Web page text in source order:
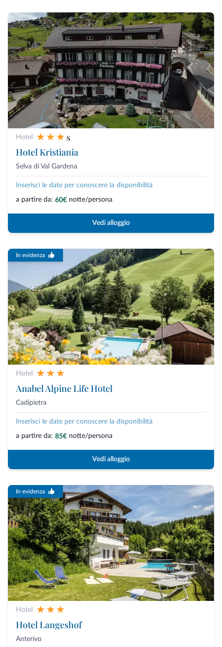
Hotel
s
Hotel Kristiania
Selva di Val Gardena
Inserisci le date per conoscere la disponibilità
a partire da: 60€ notte/persona
Vedi alloggio
In evidenza
Hotel
Anabel Alpine Life Hotel
Cadipietra
Inserisci le date per conoscere la disponibilità
a partire da: 85€ notte/persona
Vedi alloggio
In evidenza
Hotel
Hotel Langeshof
Anterivo